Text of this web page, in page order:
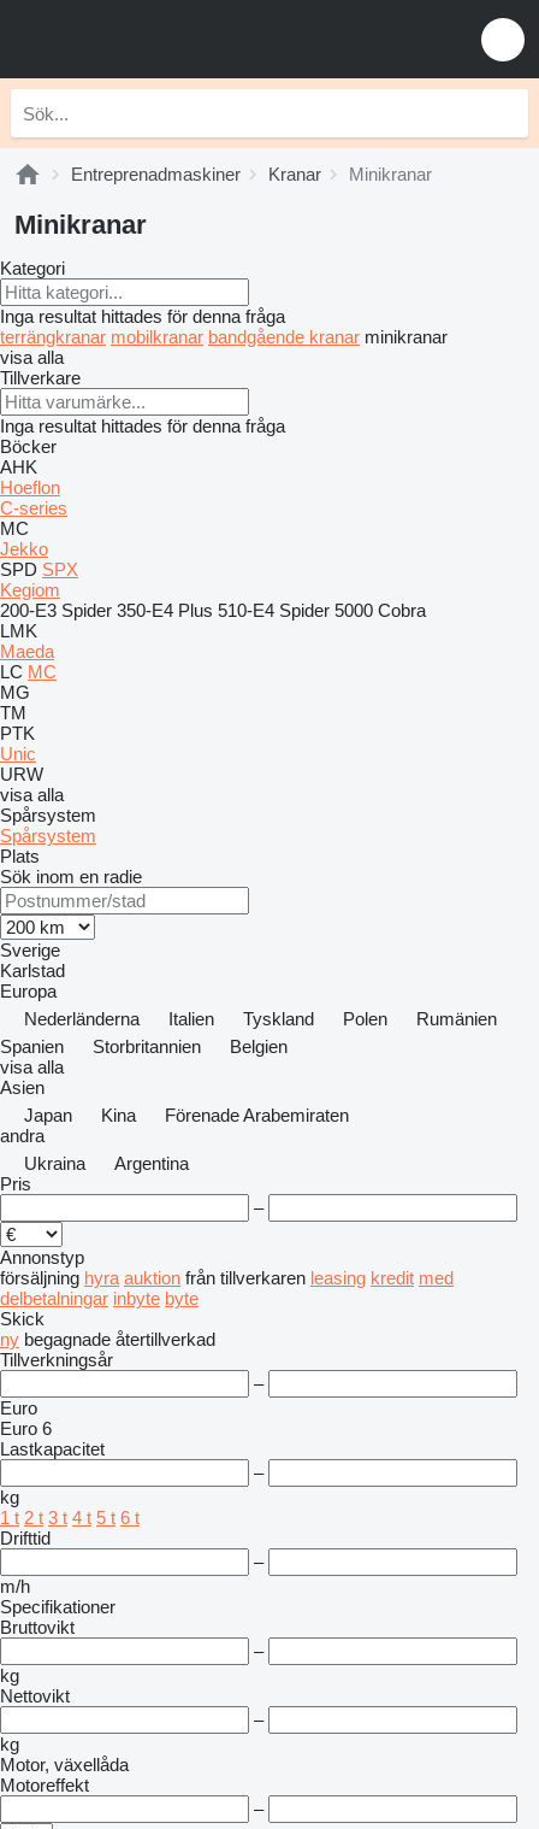
Entreprenadmaskiner Kranar Minikranar
Minikranar
Kategori
Inga resultat hittades för denna fråga
terrängkranar mobilkranar bandgående kranar minikranar
visa alla
Tillverkare
Inga resultat hittades för denna fråga
Böcker
AHK
Hoeflon
C-series
MC
Jekko
SPD SPX
Kegiom
200-E3 Spider 350-E4 Plus 510-E4 Spider 5000 Cobra
LMK
Maeda
LC MC
MG
TM
PTK
Unic
URW
visa alla
Spårsystem
Spårsystem
Plats
Sök inom en radie
Sverige
Karlstad
Europa
Nederländerna
Italien Tyskland Polen
Rumänien
Spanien
Storbritannien
Belgien
visa alla
Asien
Japan
Kina
Förenade Arabemiraten
andra
Ukraina
Argentina
Pris
–
Annonstyp
försäljning hyra auktion från tillverkaren leasing kredit med
delbetalningar inbyte byte
Skick
ny begagnade återtillverkad
Tillverkningsår
–
Euro
Euro 6
Lastkapacitet
–
kg
1 t 2 t 3 t 4 t 5 t 6 t
Drifttid
–
m/h
Specifikationer
Bruttovikt
–
kg
Nettovikt
–
kg
Motor, växellåda
Motoreffekt
–